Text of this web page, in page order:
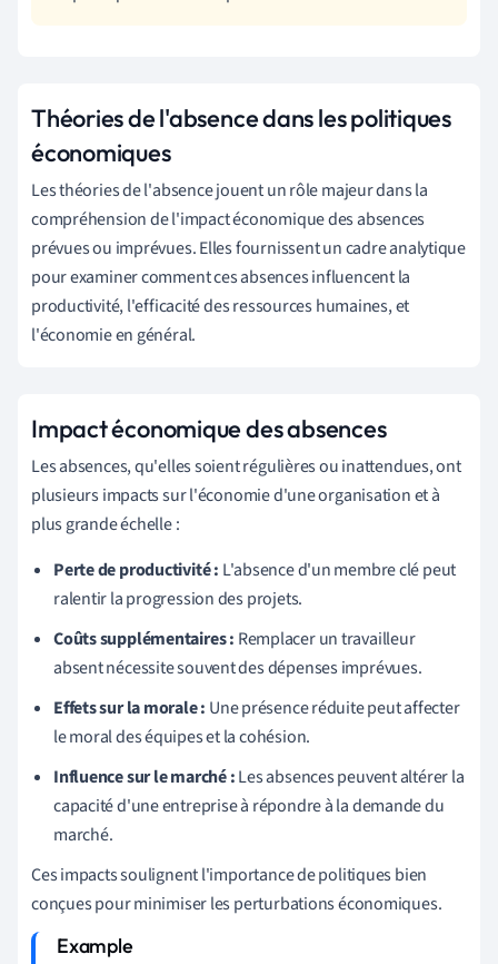
Théories de l'absence dans les politiques
économiques
Les théories de l'absence jouent un rôle majeur dans la
compréhension de l'impact économique des absences
prévues ou imprévues. Elles fournissent un cadre analytique
pour examiner comment ces absences influencent la
productivité, l'efficacité des ressources humaines, et
l'économie en général.
Impact économique des absences
Les absences, qu'elles soient régulières ou inattendues, ont
plusieurs impacts sur l'économie d'une organisation et à
plus grande échelle :
Perte de productivité : L'absence d'un membre clé peut
ralentir la progression des projets.
Coûts supplémentaires : Remplacer un travailleur
absent nécessite souvent des dépenses imprévues.
Effets sur la morale : Une présence réduite peut affecter
le moral des équipes et la cohésion.
Influence sur le marché :Les absences peuvent altérer la
capacité d'une entreprise à répondre à la demande du
marché.
Ces impacts soulignent l'importance de politiques bien
conçues pour minimiser les perturbations économiques.